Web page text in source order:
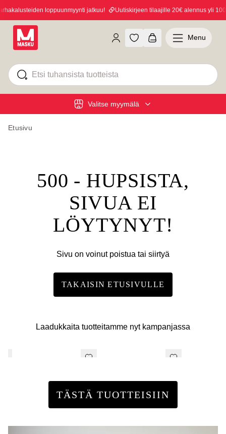
loppuunmyynti jatkuu! Uutiskirjeen tilaajille 20€ alennus yli 100€
Valitse myymälä
Menu
Etusivu
500 - HUPSISTA,
SIVUA EI
LÖYTYNYT!
Sivu on voinut poistua tai siirtyä
TAKAISIN ETUSIVULLE
Laadukkaita tuotteitamme nyt kampanjassa
TÄSTÄ TUOTTEISIIN